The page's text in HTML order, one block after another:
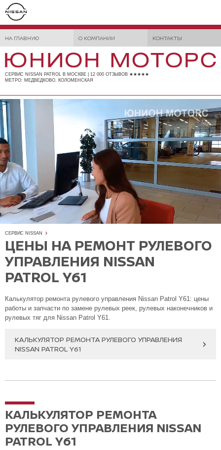
НА ГЛАВНУЮ О КОМПАНИИ КОНТАКТЫ
СЕРВИС NISSAN PATROL В МОСКВЕ | 12 000 ОТЗЫВОВ ★★★★★
МЕТРО: МЕДВЕДКОВО, КОЛОМЕНСКАЯ
СЕРВИС NISSAN
ЦЕНЫ НА РЕМОНТ РУЛЕВОГО
УПРАВЛЕНИЯ NISSAN
PATROL Y61
Калькулятор ремонта рулевого управления Nissan Patrol Y61: цены
работы и запчасти по замене рулевых реек, рулевых наконечников и
рулевых тяг для Nissan Patrol Y61.
КАЛЬКУЛЯТОР РЕМОНТА РУЛЕВОГО УПРАВЛЕНИЯ
NISSAN PATROL Y61
КАЛЬКУЛЯТОР РЕМОНТА
РУЛЕВОГО УПРАВЛЕНИЯ NISSAN
PATROL Y61